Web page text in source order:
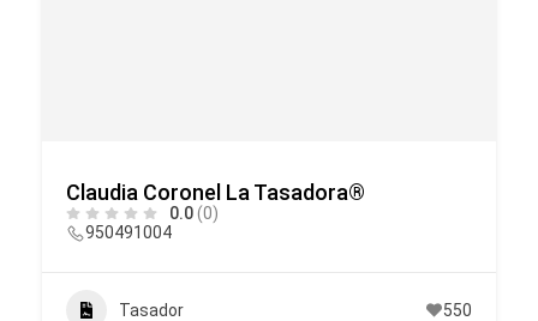
Claudia Coronel La Tasadora®
0.0(0)
950491004
Tasador 550